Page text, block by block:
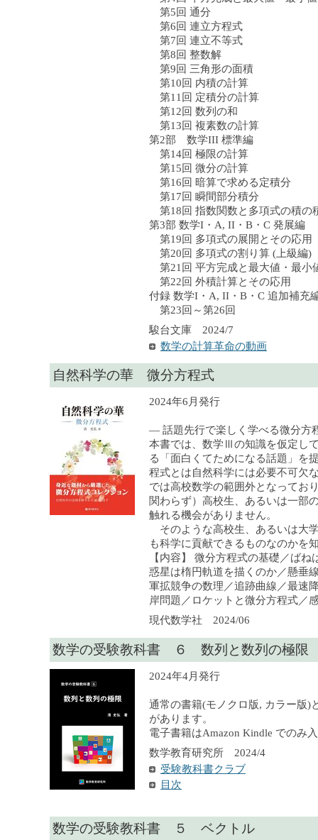
第5回 通分
第6回 連立方程式
第7回 連立不等式
第8回 整数解
第9回 三角形の面積
第10回 内積の計算
第11回 定積分の計算
第12回 数列の和
第13回 複素数の計算
第2部 数学III 標準編
第14回 極限の計算
第15回 微分の計算
第16回 暗算で求める定積分
第17回 瞬間部分積分
第18回 指数関数と多項式の積の
第3部 数学I・A, II・B・C 発展編
第19回 多項式の展開とその応用
第20回 多項式の割り算 (上級編)
第21回 平方完成と最大値・最小
第22回 外積計算とその応用
付録 数学I・A, II・B・C 追加補充
第23回～第26回
駿台文庫 2024/7
数学の計算革命の動画
自然科学の華 微分方程式
2024年6月発行
— 話題先行で楽しく学べる微分
本書では、数学Ⅲの知識を仮定し
る「面白くてためになる話題」を
程式とは自然科学には必要不可欠
では高校数学の範囲外となってお
関わらず）高校生、あるいは一部
触れる機会がありません。
そのような高校生、あるいは大
も科学に貢献できるものなのかを
【内容】 微分方程式の基礎／ば
惑星は楕円軌道を描くのか／懸垂
軍拡競争の数理／追跡曲線／最速
岸問題／ロケットと微分方程式／
現代数学社 2024/06
数学の受験教科書 ６ 数列と数列の極限
2024年4月発行
通常の書籍(モノクロ版, カラー版)
があります。
電子書籍はAmazon Kindle でのみ
数学教育研究所 2024/4
受験教科書クラブ
目次
数学の受験教科書 ５ ベクトル